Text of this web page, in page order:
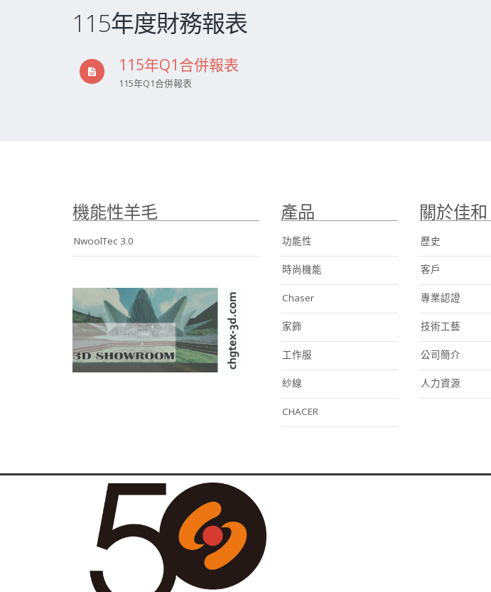
115年度財務報表
115年Q1合併報表
115年Q1合併報表
機能性羊毛
NwoolTec 3.0
產品
功能性
時尚機能
Chaser
家飾
工作服
紗線
CHACER
關於佳和
歷史
客戶
專業認證
技術工藝
公司簡介
人力資源